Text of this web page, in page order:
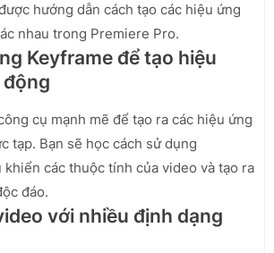
hướng dẫn cách tạo các hiệu ứng
nhau trong Premiere Pro.
Keyframe để tạo hiệu
cụ mạnh mẽ để tạo ra các hiệu ứng
tạp. Bạn sẽ học cách sử dụng
các thuộc tính của video và tạo ra
đáo.
với nhiều định dạng